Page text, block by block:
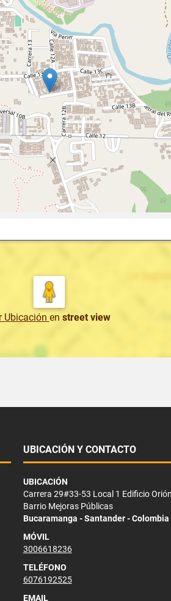
Ubicación en street view
UBICACIÓN Y CONTACTO
UBICACIÓN
Carrera 29#33-53 Local 1 Edificio
Barrio Mejoras Públicas
Bucaramanga - Santander - Colombia
MÓVIL
3006618236
TELÉFONO
6076192525
EMAIL